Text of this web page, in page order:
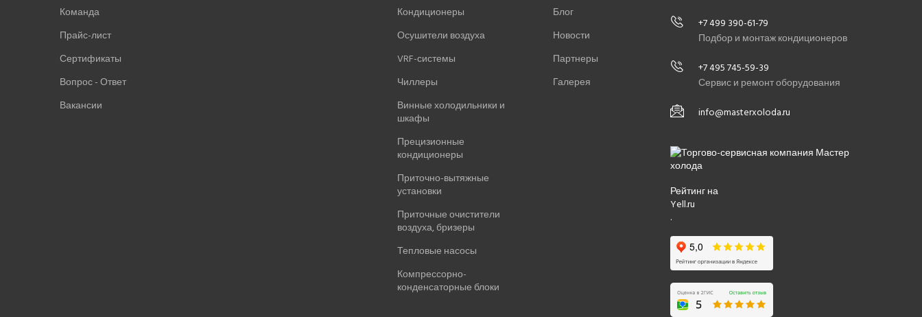
Команда
Прайс-лист
Сертификаты
Вопрос - Ответ
Вакансии
Кондиционеры
Осушители воздуха
VRF-системы
Чиллеры
Винные холодильники и
шкафы
Прецизионные
кондиционеры
Приточно-вытяжные
установки
Приточные очистители
воздуха, бризеры
Тепловые насосы
Компрессорно-
конденсаторные блоки
Блог
Новости
Партнеры
Галерея
+7 499 390-61-79
Подбор и монтаж кондиционеров
+7 495 745-59-39
Сервис и ремонт оборудования
info@masterxoloda.ru
Рейтинг на
Yell.ru
.